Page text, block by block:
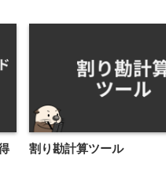
割り勘計算ツール